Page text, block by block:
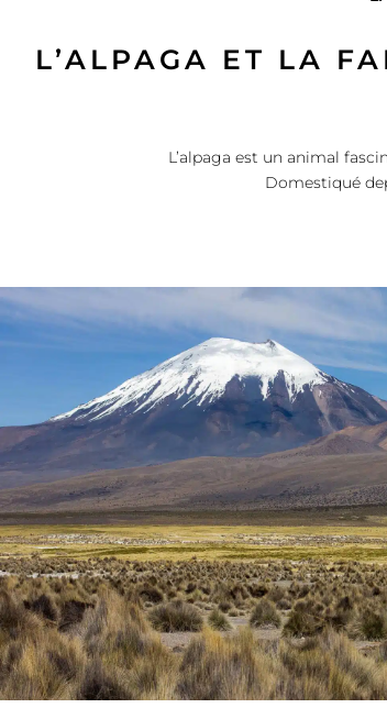
L’ALPAGA ET LA
L’alpaga est un animal
Domestiqué